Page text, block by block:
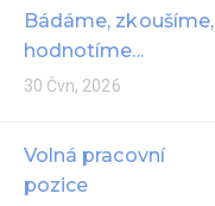
Bádáme, zkoušíme,
hodnotíme...
30 Čvn, 2026
Volná pracovní
pozice